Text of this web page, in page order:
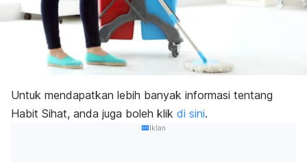
Untuk mendapatkan lebih banyak informasi tentang
Habit Sihat, anda juga boleh klik di sini.
Iklan